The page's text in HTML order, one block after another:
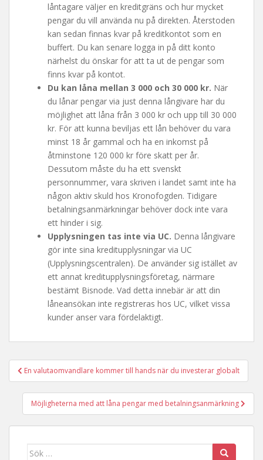
låntagare väljer en kreditgräns och hur mycket
pengar du vill använda nu på direkten. Återstoden
kan sedan finnas kvar på kreditkontot som en
buffert. Du kan senare logga in på ditt konto
närhelst du önskar för att ta ut de pengar som
finns kvar på kontot.
Du kan låna mellan 3 000 och 30 000 kr. När
du lånar pengar via just denna långivare har du
möjlighet att låna från 3 000 kr och upp till 30 000
kr. För att kunna beviljas ett lån behöver du vara
minst 18 år gammal och ha en inkomst på
åtminstone 120 000 kr före skatt per år.
Dessutom måste du ha ett svenskt
personnummer, vara skriven i landet samt inte ha
någon aktiv skuld hos Kronofogden. Tidigare
betalningsanmärkningar behöver dock inte vara
ett hinder i sig.
Upplysningen tas inte via UC. Denna långivare
gör inte sina kreditupplysningar via UC
(Upplysningscentralen). De använder sig istället av
ett annat kreditupplysningsföretag, närmare
bestämt Bisnode. Vad detta innebär är att din
låneansökan inte registreras hos UC, vilket vissa
kunder anser vara fördelaktigt.
Inläggsnavigering
En valutaomvandlare kommer till hands när du investerar globalt
Möjligheterna med att låna pengar med betalningsanmärkning
Sök